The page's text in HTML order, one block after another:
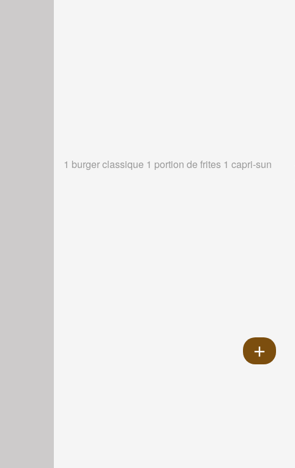
1 burger classique 1 portion de frites 1 capri-sun